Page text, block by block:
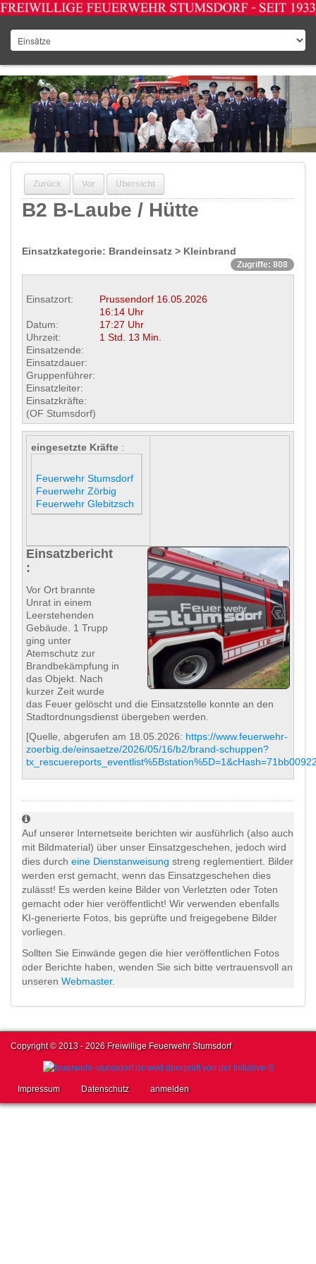
Zurück Vor Übersicht
B2 B-Laube / Hütte
Einsatzkategorie: Brandeinsatz > Kleinbrand
Zugriffe: 808
Einsatzort:
Datum:
Uhrzeit:
Einsatzende:
Einsatzdauer:
Gruppenführer:
Einsatzleiter:
Einsatzkräfte:
(OF Stumsdorf)
Prussendorf 16.05.2026
16:14 Uhr
17:27 Uhr
1 Std. 13 Min.
eingesetzte Kräfte :
Feuerwehr Stumsdorf
Feuerwehr Zörbig
Feuerwehr Glebitzsch
Einsatzbericht
:
Vor Ort brannte
Unrat in einem
Leerstehenden
Gebäude. 1 Trupp
ging unter
Atemschutz zur
Brandbekämpfung in
das Objekt. Nach
kurzer Zeit wurde
das Feuer gelöscht und die Einsatzstelle konnte an den
Stadtordnungsdienst übergeben werden.
[Quelle, abgerufen am 18.05.2026: https://www.feuerwehr-
zoerbig.de/einsaetze/2026/05/16/b2/brand-schuppen?
Auf unserer Internetseite berichten wir ausführlich (also auch
mit Bildmaterial) über unser Einsatzgeschehen, jedoch wird
dies durch eine Dienstanweisung streng reglementiert. Bilder
werden erst gemacht, wenn das Einsatzgeschehen dies
zulässt! Es werden keine Bilder von Verletzten oder Toten
gemacht oder hier veröffentlicht! Wir verwenden ebenfalls
KI-generierte Fotos, bis geprüfte und freigegebene Bilder
vorliegen.
Sollten Sie Einwände gegen die hier veröffentlichen Fotos
oder Berichte haben, wenden Sie sich bitte vertrauensvoll an
unseren Webmaster.
Copyright © 2013 - 2026 Freiwillige Feuerwehr Stumsdorf
Impressum Datenschutz anmelden